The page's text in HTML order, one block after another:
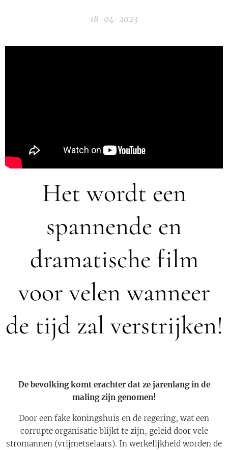
18-04-2023
Het wordt een
spannende en
dramatische film
voor velen wanneer
de tijd zal verstrijken!
De bevolking komt erachter dat ze jarenlang in de
maling zijn genomen!
Door een fake koningshuis en de regering, wat een
corrupte organisatie blijkt te zijn, geleid door vele
stromannen (vrijmetselaars). In werkelijkheid worden de